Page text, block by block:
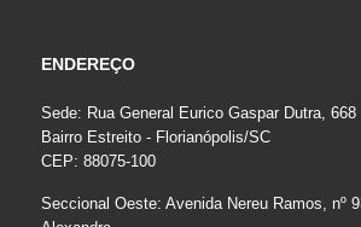
ENDEREÇO
Sede: Rua General Eurico Gaspar Dutra, 668
Bairro Estreito - Florianópolis/SC
CEP: 88075-100
Seccional Oeste: Avenida Nereu Ramos, nº